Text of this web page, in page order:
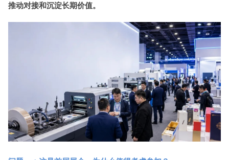
推动对接和沉淀长期价值。